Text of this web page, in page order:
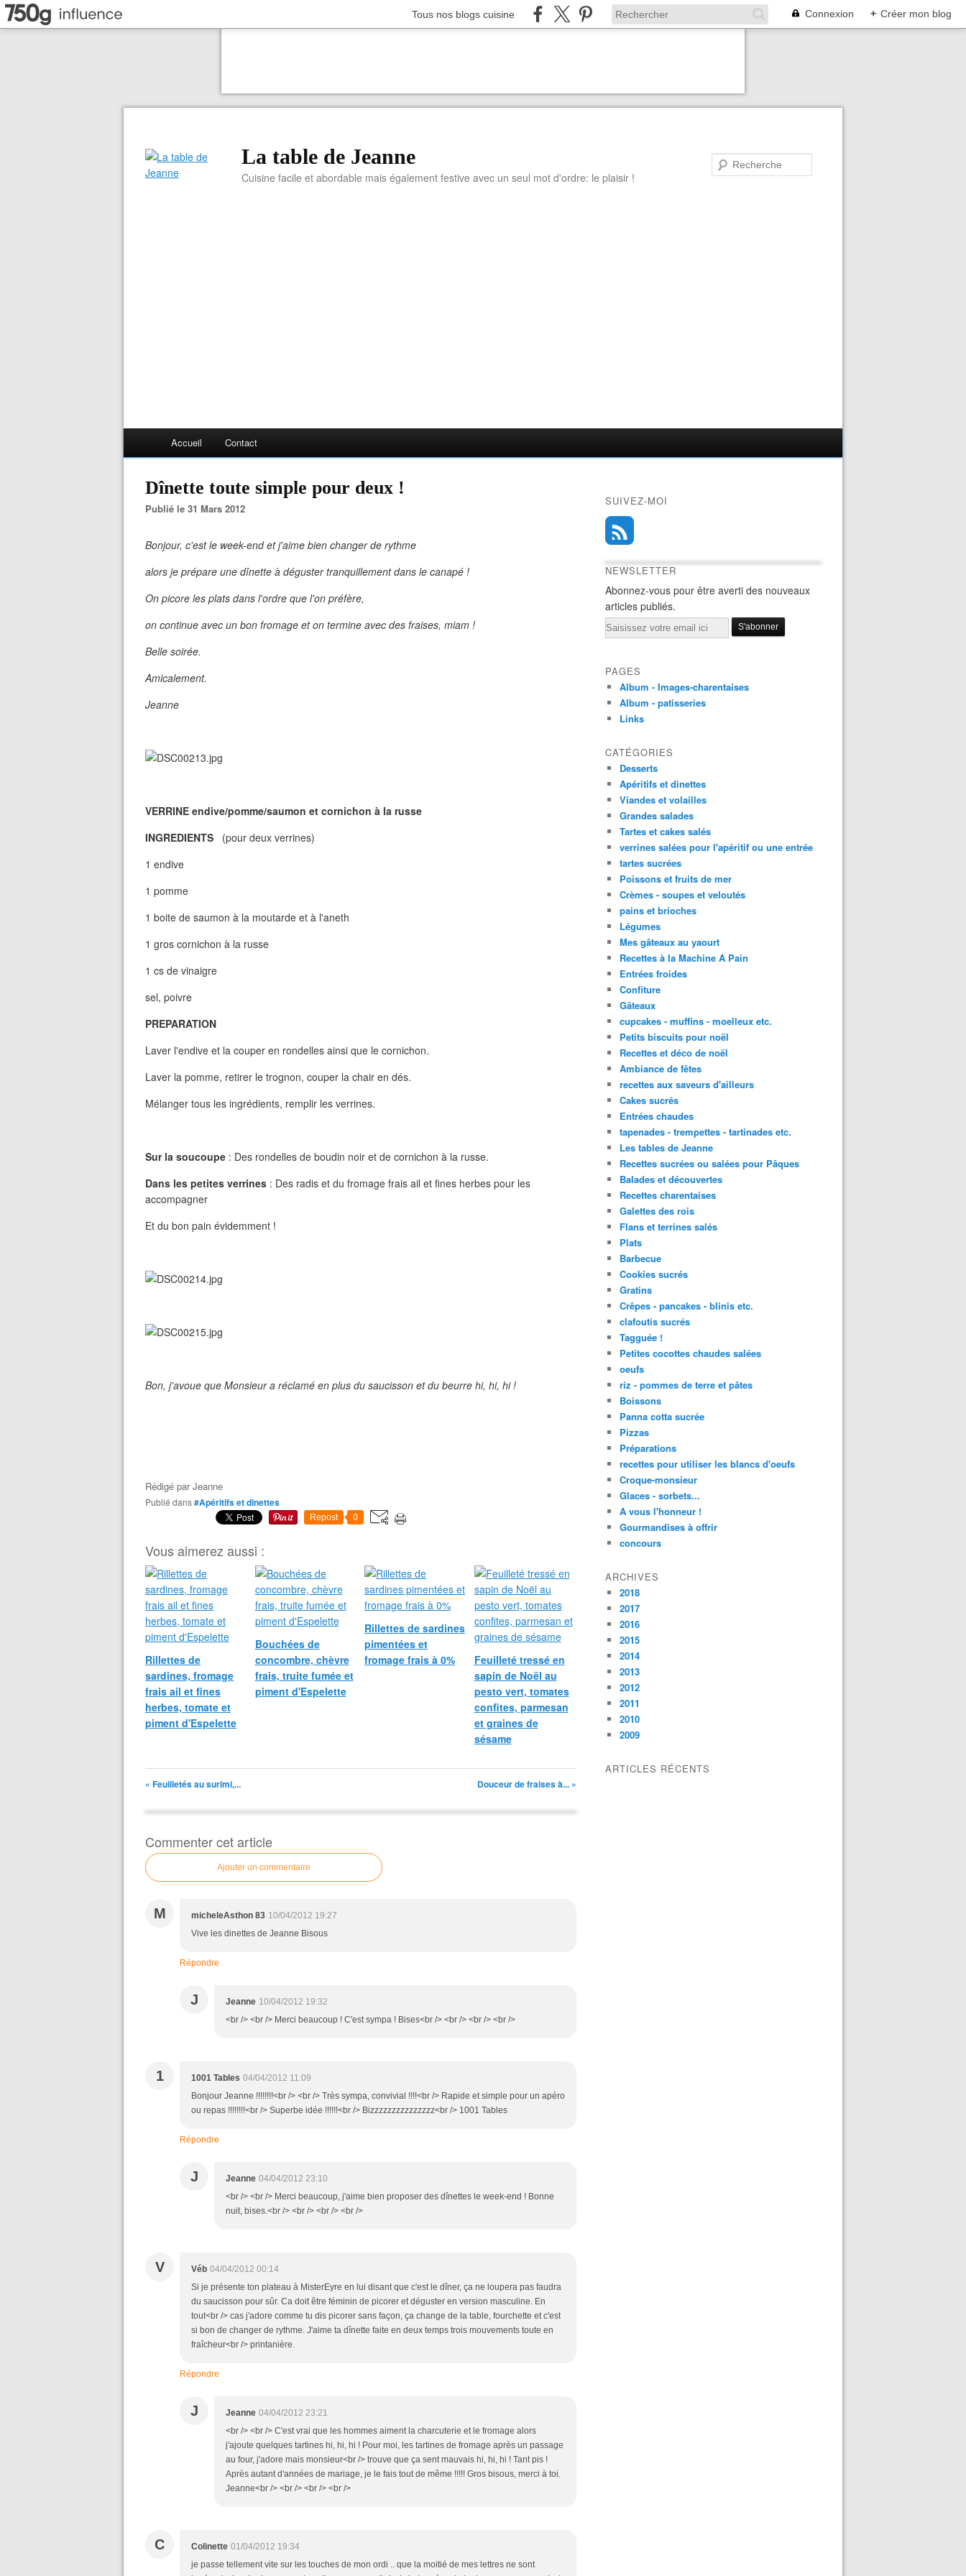
Tous nos blogs cuisine Connexion + Créer mon blog
La table de Jeanne
Cuisine facile et abordable mais également festive avec un seul mot d'ordre: le plaisir !
Accueil Contact
Dînette toute simple pour deux !
Publié le 31 Mars 2012
Bonjour, c'est le week-end et j'aime bien changer de rythme
alors je prépare une dînette à déguster tranquillement dans le canapé !
On picore les plats dans l'ordre que l'on préfère,
on continue avec un bon fromage et on termine avec des fraises, miam !
Belle soirée.
Amicalement.
Jeanne
VERRINE endive/pomme/saumon et cornichon à la russe
INGREDIENTS (pour deux verrines)
1 endive
1 pomme
1 boite de saumon à la moutarde et à l'aneth
1 gros cornichon à la russe
1 cs de vinaigre
sel, poivre
PREPARATION
Laver l'endive et la couper en rondelles ainsi que le cornichon.
Laver la pomme, retirer le trognon, couper la chair en dés.
Mélanger tous les ingrédients, remplir les verrines.
Sur la soucoupe : Des rondelles de boudin noir et de cornichon à la russe.
Dans les petites verrines : Des radis et du fromage frais ail et fines herbes pour les
accompagner
Et du bon pain évidemment !
Bon, j'avoue que Monsieur a réclamé en plus du saucisson et du beurre hi, hi, hi !
Rédigé parJeanne
Publié dans#Apéritifs et dinettes
Repost 0
Vous aimerez aussi :
Rillettes de
sardines, fromage
frais ail et fines
herbes, tomate et
piment d'Espelette
Bouchées de
concombre, chèvre
frais, truite fumée et
piment d'Espelette
Rillettes de sardines
pimentées et
fromage frais à 0%
Feuilleté tressé en
sapin de Noël au
pesto vert, tomates
confites, parmesan
et graines de
sésame
« Feuilletés au surimi,... Douceur de fraises à... »
Commenter cet article
Ajouter un commentaire
M micheleAsthon 83 10/04/2012 19:27
Vive les dinettes de Jeanne Bisous
Répondre
J Jeanne 10/04/2012 19:32
<br /> <br /> Merci beaucoup ! C'est sympa ! Bises<br /> <br /> <br /> <br />
1 1001 Tables 04/04/2012 11:09
Bonjour Jeanne !!!!!!!!<br /> <br /> Très sympa, convivial !!!!<br /> Rapide et simple pour un apéro
ou repas !!!!!!!!<br /> Superbe idée !!!!!!<br /> Bizzzzzzzzzzzzzzz<br /> 1001 Tables
Répondre
J Jeanne 04/04/2012 23:10
<br /> <br /> Merci beaucoup, j'aime bien proposer des dînettes le week-end ! Bonne
nuit, bises.<br /> <br /> <br /> <br />
V Véb 04/04/2012 00:14
Si je présente ton plateau à MisterEyre en lui disant que c'est le dîner, ça ne loupera pas faudra
du saucisson pour sûr. Ca doit être féminin de picorer et déguster en version masculine. En
tout<br /> cas j'adore comme tu dis picorer sans façon, ça change de la table, fourchette et c'est
si bon de changer de rythme. J'aime ta dînette faite en deux temps trois mouvements toute en
fraîcheur<br /> printanière.
Répondre
J Jeanne 04/04/2012 23:21
<br /> <br /> C'est vrai que les hommes aiment la charcuterie et le fromage alors
j'ajoute quelques tartines hi, hi, hi ! Pour moi, les tartines de fromage après un passage
au four, j'adore mais monsieur<br /> trouve que ça sent mauvais hi, hi, hi ! Tant pis !
Après autant d'années de mariage, je le fais tout de même !!!!! Gros bisous, merci à toi.
Jeanne<br /> <br /> <br /> <br />
C Colinette 01/04/2012 19:34
je passe tellement vite sur les touches de mon ordi .. que la moitié de mes lettres ne sont
SUIVEZ-MOI
NEWSLETTER
Abonnez-vous pour être averti des nouveaux
articles publiés.
Email
PAGES
Album - Images-charentaises
Album - patisseries
Links
CATÉGORIES
Desserts
Apéritifs et dinettes
Viandes et volailles
Grandes salades
Tartes et cakes salés
verrines salées pour l'apéritif ou une entrée
tartes sucrées
Poissons et fruits de mer
Crèmes - soupes et veloutés
pains et brioches
Légumes
Mes gâteaux au yaourt
Recettes à la Machine A Pain
Entrées froides
Confiture
Gâteaux
cupcakes - muffins - moelleux etc.
Petits biscuits pour noël
Recettes et déco de noël
Ambiance de fêtes
recettes aux saveurs d'ailleurs
Cakes sucrés
Entrées chaudes
tapenades - trempettes - tartinades etc.
Les tables de Jeanne
Recettes sucrées ou salées pour Pâques
Balades et découvertes
Recettes charentaises
Galettes des rois
Flans et terrines salés
Plats
Barbecue
Cookies sucrés
Gratins
Crêpes - pancakes - blinis etc.
clafoutis sucrés
Tagguée !
Petites cocottes chaudes salées
oeufs
riz - pommes de terre et pâtes
Boissons
Panna cotta sucrée
Pizzas
Préparations
recettes pour utiliser les blancs d'oeufs
Croque-monsieur
Glaces - sorbets...
A vous l'honneur !
Gourmandises à offrir
concours
ARCHIVES
2018
2017
2016
2015
2014
2013
2012
2011
2010
2009
ARTICLES RÉCENTS